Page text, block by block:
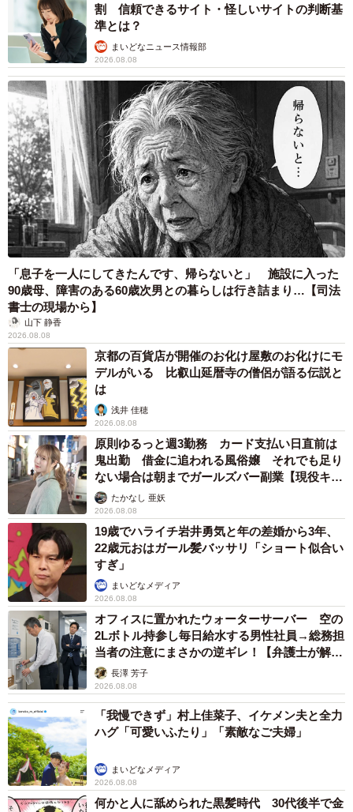
3/5
娘さんが「しまい忘れた舌をメインに撮りたかったから…」という写
真。私はこんな撮り方をしないなとお母さんは思ったそう（提供：黒柴･
あられとラブ･茶々さん）
──娘さんはこれまでも面白い写真を撮ったことが？
今回のようなモノはたまたまです（笑）。普段はコレ食
べたい！とか、コレ欲しい！といった画像や、変顔が多い
です。
──変顔（笑）。楽しそうです。
絵を描くのが大好きで、よく笑いよく食べる、朗らかな
子です。家族は、父、母（私）、娘、息子（中学生）で、
全員仲が良くグループラインで日常のしょうもないことを
たくさん会話しています。でもそのおかげで、今回のよう
なメジャーでない動物の写真であっても、自分が「カモ、
ウトウトして可愛い💕」と感じた通りに私に送ってくれ
て、この結果に繋がりました。
割 信頼できるサイト・怪しいサイトの判断基
準とは？
まいどなニュース情報部
2026.08.08
「息子を一人にしてきたんです、帰らないと」 施設に入った
90歳母、障害のある60歳次男との暮らしは行き詰まり…【司法
書士の現場から】
山下 静香
2026.08.08
京都の百貨店が開催のお化け屋敷のお化けにモ
デルがいる 比叡山延暦寺の僧侶が語る伝説と
は
浅井 佳穂
2026.08.08
原則ゆるっと週3勤務 カード支払い日直前は
鬼出勤 借金に追われる風俗嬢 それでも足り
ない場合は朝までガールズバー副業【現役キャ
ストに取材】
たかなし 亜妖
2026.08.08
19歳でハライチ岩井勇気と年の差婚から3年、
22歳元おはガール髪バッサリ「ショート似合い
すぎ」
まいどなメディア
2026.08.08
オフィスに置かれたウォーターサーバー 空の
2Lボトル持参し毎日給水する男性社員→総務担
当者の注意にまさかの逆ギレ！【弁護士が解
説】長澤 芳子
2026.08.08
「我慢できず」村上佳菜子、イケメン夫と全力
ハグ「可愛いふたり」「素敵なご夫婦」
まいどなメディア
2026.08.08
何かと人に舐められた黒髪時代 30代後半で金